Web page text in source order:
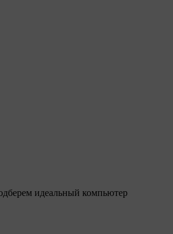
идеальный компьютер